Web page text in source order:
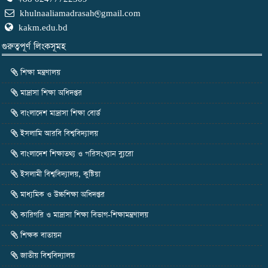
DEC
2024
DEC
2024
মহান বিজয় দিবস -২০২৪
khulnaaliamadrasah@gmail.com
kakm.edu.bd
গুরুত্বপূর্ণ লিংকসূমহ
শিক্ষা মন্ত্রণালয়
মাদ্রাসা শিক্ষা অধিদপ্তর
বাংলাদেশ মাদ্রাসা শিক্ষা বোর্ড
ইসলামি আরবি বিশ্ববিদ্যালয়
বাংলাদেশ শিক্ষাতথ্য ও পরিসংখ্যান ব্যুরো
ইসলামী বিশ্ববিদ্যালয়, কুষ্টিয়া
মাধ্যমিক ও উচ্চশিক্ষা অধিদপ্তর
কারিগরি ও মাদ্রাসা শিক্ষা বিভাগ-শিক্ষামন্ত্রণালয়
শিক্ষক বাতায়ন
জাতীয় বিশ্ববিদ্যালয়